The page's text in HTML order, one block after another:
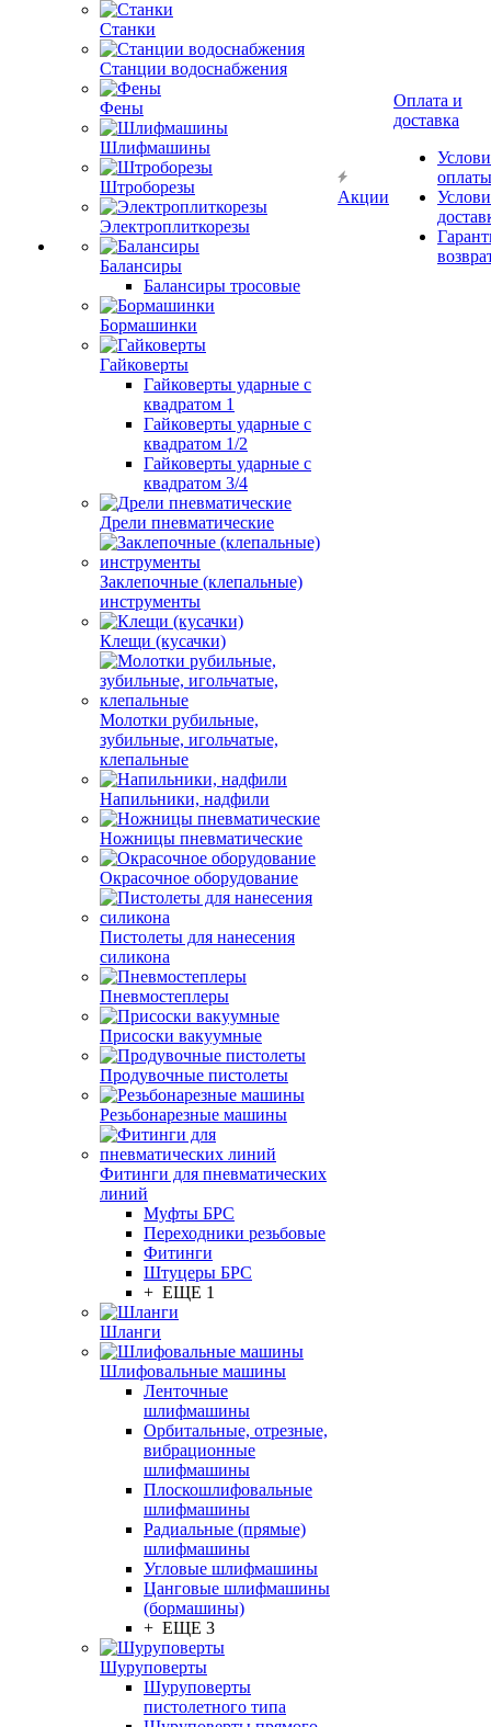
Станки
Станции водоснабжения
Фены
Шлифмашины
Штроборезы
Электроплиткорезы
Балансиры
Балансиры тросовые
Бормашинки
Гайковерты
Гайковерты ударные с
квадратом 1
Гайковерты ударные с
квадратом 1/2
Гайковерты ударные с
квадратом 3/4
Дрели пневматические
Заклепочные (клепальные)
инструменты
Клещи (кусачки)
Молотки рубильные,
зубильные, игольчатые,
клепальные
Напильники, надфили
Ножницы пневматические
Окрасочное оборудование
Пистолеты для нанесения
силикона
Пневмостеплеры
Присоски вакуумные
Продувочные пистолеты
Резьбонарезные машины
Фитинги для пневматических
линий
Муфты БРС
Переходники резьбовые
Фитинги
Штуцеры БРС
+ ЕЩЕ 1
Шланги
Шлифовальные машины
Ленточные
шлифмашины
Орбитальные, отрезные,
вибрационные
шлифмашины
Плоскошлифовальные
шлифмашины
Радиальные (прямые)
шлифмашины
Угловые шлифмашины
Цанговые шлифмашины
(бормашины)
+ ЕЩЕ 3
Шуруповерты
Шуруповерты
пистолетного типа
Акции
Оплата и
доставка
оплаты